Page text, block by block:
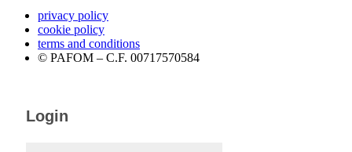
privacy policy
cookie policy
terms and conditions
© PAFOM – C.F. 00717570584